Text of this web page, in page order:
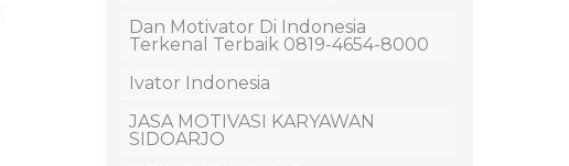
Dan Motivator Di Indonesia
Terkenal Terbaik 0819-4654-8000
Ivator Indonesia
JASA MOTIVASI KARYAWAN
SIDOARJO